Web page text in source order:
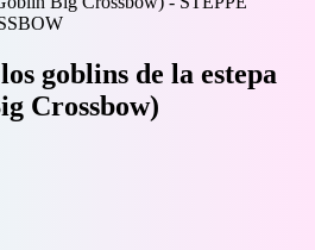
goblins de la estepa
Crossbow)